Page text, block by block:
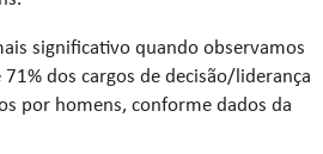
significativo quando observamos
dos cargos de decisão/liderança
por homens, conforme dados da